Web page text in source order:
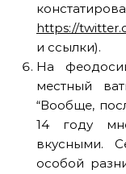
https://
и ссылки).
На
местный
“Вообще,
14 году
вкусными.
особой